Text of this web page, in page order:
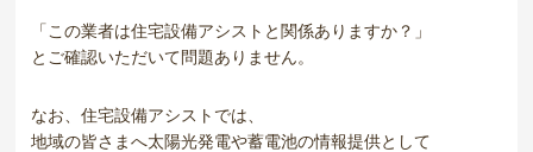
「この業者は住宅設備アシストと関係ありますか？」
とご確認いただいて問題ありません。
なお、住宅設備アシストでは、
地域の皆さまへ太陽光発電や蓄電池の情報提供として